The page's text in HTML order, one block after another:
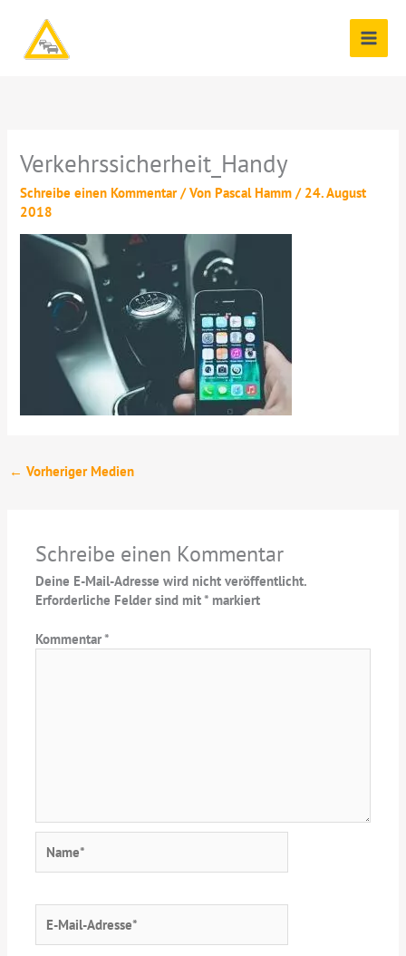
springen
Verkehrssicherheit_Handy
Schreibe einen Kommentar / VonPascal Hamm/ 24. August
2018
← Vorheriger Medien
Schreibe einen Kommentar
Deine E-Mail-Adresse wird nicht veröffentlicht.
Erforderliche Felder sind mit* markiert
Kommentar*
Mail-